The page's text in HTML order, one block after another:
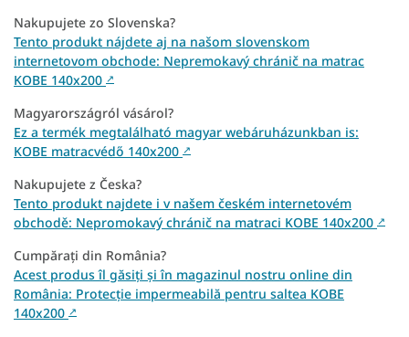
Nakupujete zo Slovenska?
Tento produkt nájdete aj na našom slovenskom
internetovom obchode: Nepremokavý chránič na matrac
KOBE 140x200 ↗
Magyarországról vásárol?
Ez a termék megtalálható magyar webáruházunkban is:
KOBE matracvédő 140x200 ↗
Nakupujete z Česka?
Tento produkt najdete i v našem českém internetovém
obchodě: Nepromokavý chránič na matraci KOBE 140x200 ↗
Cumpărați din România?
Acest produs îl găsiți și în magazinul nostru online din
România: Protecție impermeabilă pentru saltea KOBE
140x200 ↗